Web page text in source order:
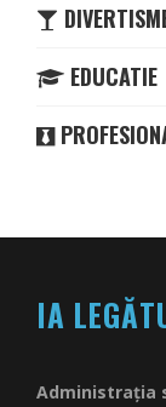
EDUCATIE
IA
Administrația